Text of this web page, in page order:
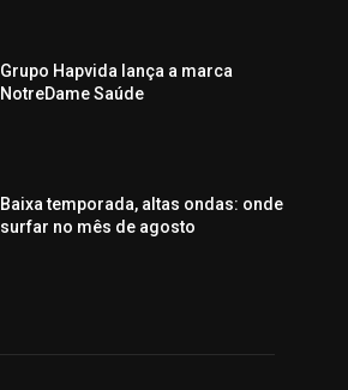
Grupo Hapvida lança a marca
NotreDame Saúde
Baixa temporada, altas ondas: onde
surfar no mês de agosto